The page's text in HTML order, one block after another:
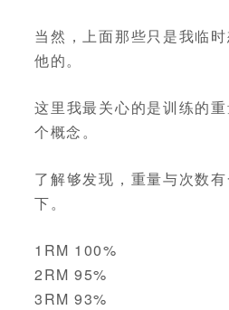
当然，上面那些只是我临
他的。
这里我最关心的是训练的
个概念。
了解够发现，重量与次数
下。
1RM 100%
2RM 95%
3RM 93%